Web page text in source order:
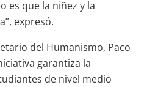
es que la niñez y la
expresó.
del Humanismo, Paco
garantiza la
de nivel medio